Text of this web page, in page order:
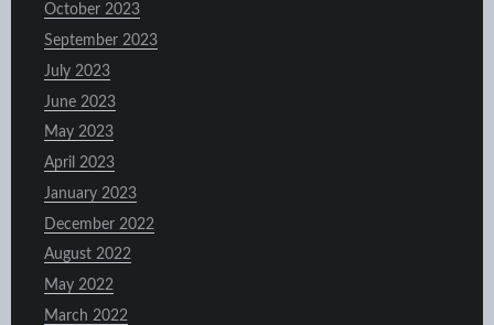
October 2023
September 2023
July 2023
June 2023
May 2023
April 2023
January 2023
December 2022
August 2022
May 2022
March 2022